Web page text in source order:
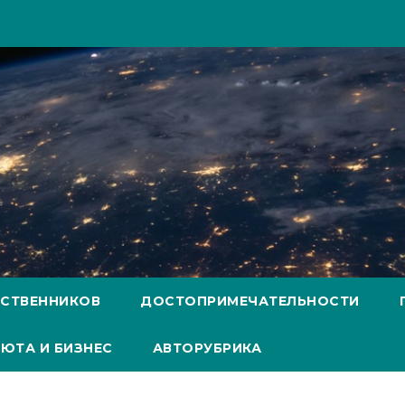
ДОСТОПРИМЕЧАТЕЛЬНОСТИ
И БИЗНЕС АВТОРУБРИКА